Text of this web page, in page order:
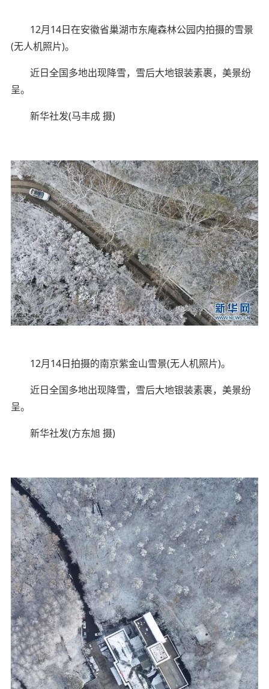
12月14日在安徽省巢湖市东庵森林公园内拍摄的雪景
(无人机照片)。
近日全国多地出现降雪，雪后大地银装素裹，美景纷
呈。
新华社发(马丰成 摄)
12月14日拍摄的南京紫金山雪景(无人机照片)。
近日全国多地出现降雪，雪后大地银装素裹，美景纷
呈。
新华社发(方东旭 摄)